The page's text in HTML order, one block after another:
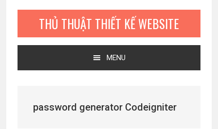
THỦ THUẬT THIẾT KẾ WEBSITE
MENU
password generator Codeigniter